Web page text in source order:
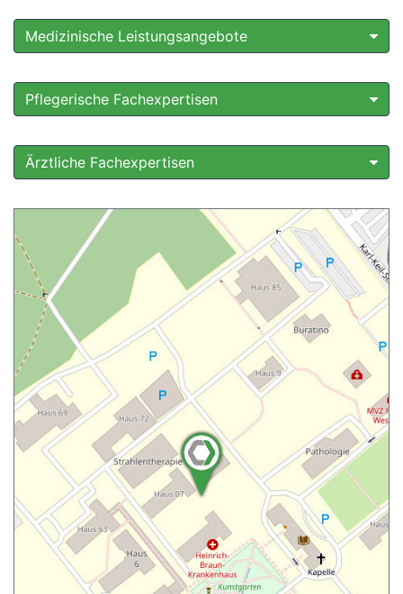
Medizinische Leistungsangebote
Pflegerische Fachexpertisen
Ärztliche Fachexpertisen